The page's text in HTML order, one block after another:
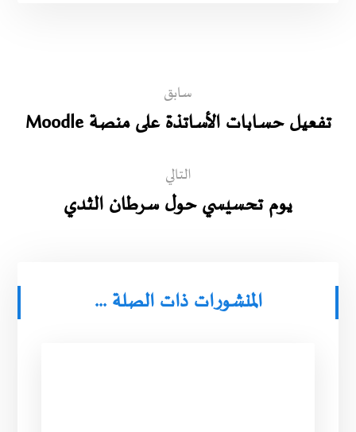
سابق
تفعيل حسابات الأساتذة على منصة Moodle
التالي
يوم تحسيسي حول سرطان الثدي
المنشورات ذات الصلة ...